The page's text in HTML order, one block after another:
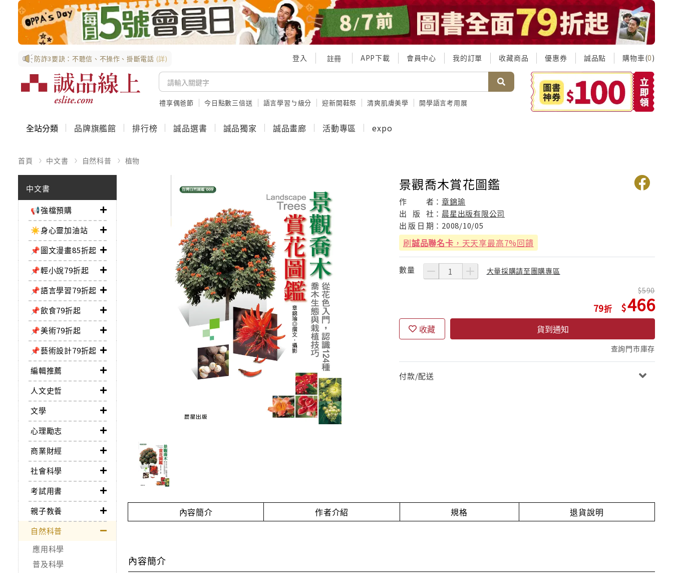
防詐3要訣：不聽信、不操作、掛斷電話 (詳) 登入 註冊 APP下載 會員中心 我的訂單 收藏商品 優惠券 誠品點 購物車(0)
禮享偶爸節 今日點數三倍送 語言學習ㄅ級分 迎新開鞋祭 清爽肌膚美學 開學語言考用展
全站分類 品牌旗艦館 排行榜 誠品選書 誠品獨家 誠品畫廊 活動專區 expo
首頁 中文書 自然科普 植物
中文書
📢強檔預購
☀️身心靈加油站
📌圖文漫畫85折起
📌輕小說79折起
📌語言學習79折起
📌飲食79折起
📌美術79折起
📌藝術設計79折起
編輯推薦
人文史哲
文學
心理勵志
商業財經
社會科學
考試用書
親子教養
自然科普
應用科學
普及科學
景觀喬木賞花圖鑑
作 者：章錦瑜
出
版 社： 晨星出版有限公司
出 版 日 期： 2008/10/05
刷誠品聯名卡 ，天天享最高7%回饋
數量 大量採購請至團購專區
79
590
466
收藏 貨到通知
查詢門市庫存
付款/配送
內容簡介 作者介紹 規格 退貨說明
內容簡介